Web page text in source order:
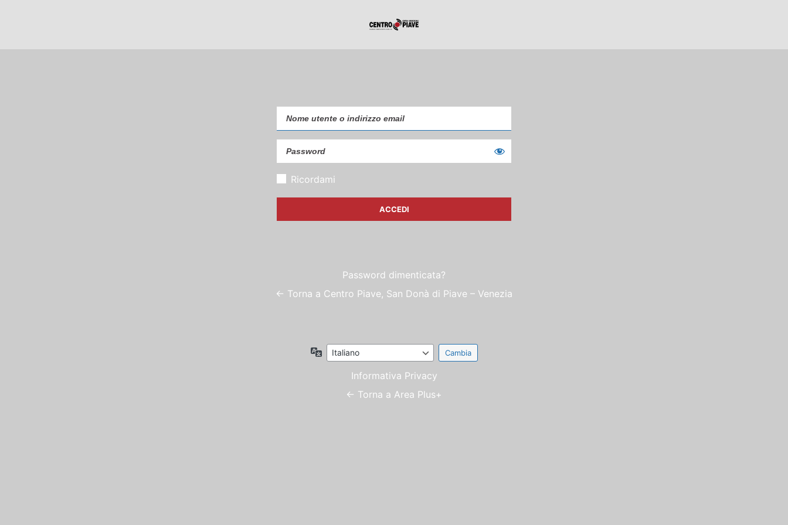
Ricordami
Password dimenticata?
← Torna a Centro Piave, San Donà di Piave – Venezia
Lingua
Informativa Privacy
← Torna a Area Plus+